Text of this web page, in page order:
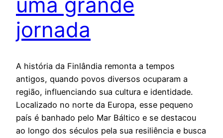
jornada
A história da Finlândia remonta a tempos
antigos, quando povos diversos ocuparam a
região, influenciando sua cultura e identidade.
Localizado no norte da Europa, esse pequeno
país é banhado pelo Mar Báltico e se destacou
ao longo dos séculos pela sua resiliência e busca